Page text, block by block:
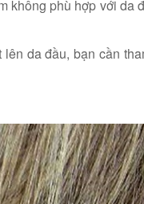
không phù hợp với da
da đầu, bạn cần